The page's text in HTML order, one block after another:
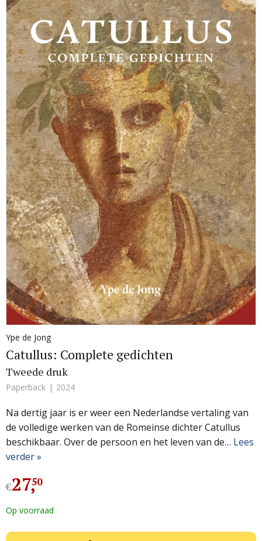
Ype de Jong
Catullus: Complete gedichten
Tweede druk
Paperback 2024
Na dertig jaar is er weer een Nederlandse vertaling van
de volledige werken van de Romeinse dichter Catullus
beschikbaar. Over de persoon en het leven van de… Lees
verder »
€27,
50
Op voorraad